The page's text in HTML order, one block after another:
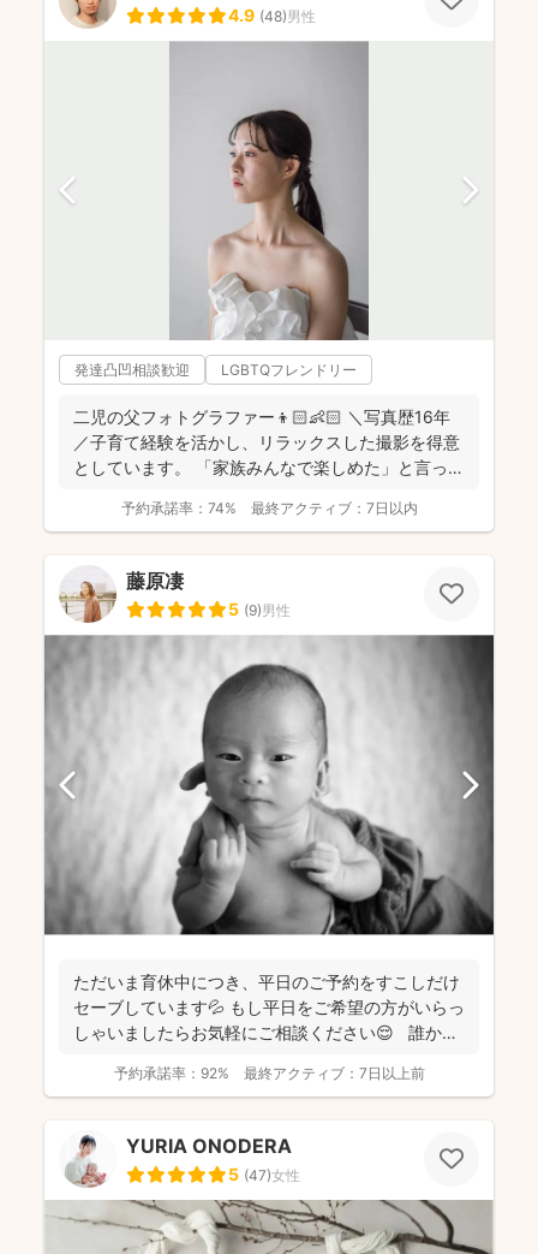
4.9 (48)男性
発達凸凹相談歓迎 LGBTQフレンドリー
二児の父フォトグラファー👦🏻👶🏻 ＼写真歴16年
／子育て経験を活かし、リラックスした撮影を得意
としています。 「家族みんなで楽しめた」と言って
予約承諾率： 74% 最終アクティブ： 7日以内
藤原凄
5 (9)男性
ただいま育休中につき、平日のご予約をすこしだけ
セーブしています💦 もし平日をご希望の方がいらっ
しゃいましたらお気軽にご相談ください😌 誰かに
予約承諾率： 92% 最終アクティブ： 7日以上前
YURIA ONODERA
5 (47)女性